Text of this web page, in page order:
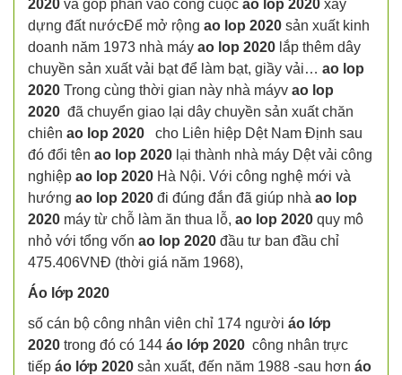
2020 và góp phần vào công cuộc ao lop 2020 xây
dựng đất nướcĐể mở rộng ao lop 2020 sản xuất kinh
doanh năm 1973 nhà máy ao lop 2020 lắp thêm dây
chuyền sản xuất vải bạt để làm bạt, giầy vải… ao lop
2020 Trong cùng thời gian này nhà máyv ao lop
2020 đã chuyển giao lại dây chuyền sản xuất chăn
chiên ao lop 2020
cho Liên hiệp Dệt Nam Định sau
đó đổi tên ao lop 2020 lại thành nhà máy Dệt vải công
nghiệp ao lop 2020 Hà Nội. Với công nghệ mới và
hướng ao lop 2020 đi đúng đắn đã giúp nhà ao lop
2020 máy từ chỗ làm ăn thua lỗ, ao lop 2020 quy mô
nhỏ với tổng vốn ao lop 2020 đầu tư ban đầu chỉ
475.406VNĐ (thời giá năm 1968),
Áo lớp 2020
số cán bộ công nhân viên chỉ 174 người áo lớp
2020 trong đó có 144 áo lớp 2020 công nhân trực
tiếp áo lớp 2020 sản xuất, đến năm 1988 -sau hơn áo